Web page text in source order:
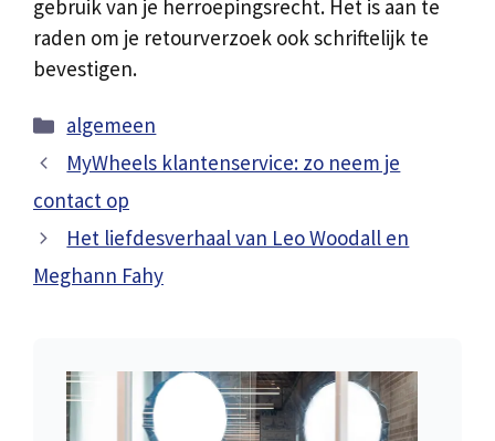
gebruik van je herroepingsrecht. Het is aan te
raden om je retourverzoek ook schriftelijk te
bevestigen.
Categorieën
algemeen
MyWheels klantenservice: zo neem je
contact op
Het liefdesverhaal van Leo Woodall en
Meghann Fahy